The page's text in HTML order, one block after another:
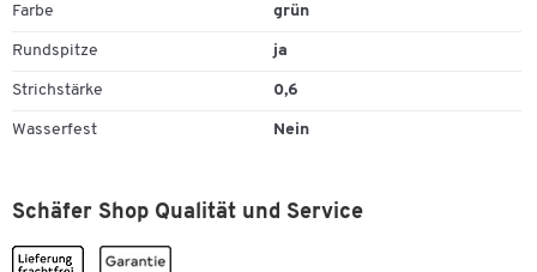
Farbe grün
Rundspitze ja
Strichstärke 0,6
Wasserfest Nein
Schäfer Shop Qualität und Service